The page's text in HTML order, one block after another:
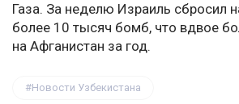
Газа. За неделю Израиль сбросил
более 10 тысяч бомб, что вдвое
на Афганистан за год.
Новости Узбекистана